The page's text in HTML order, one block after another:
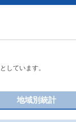
しています。
地域別統計